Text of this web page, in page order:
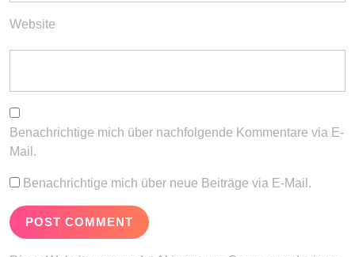
Website
Benachrichtige mich über nachfolgende Kommentare via E-
Mail.
Benachrichtige mich über neue Beiträge via E-Mail.